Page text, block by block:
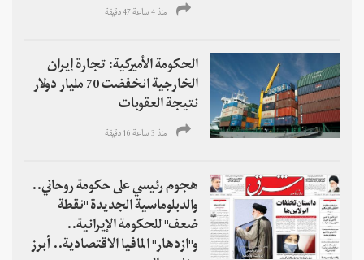
منذ 4 ساعة 47 دقیقة
الحكومة الأميركية: تجارة إيران
الخارجية انخفضت 70 مليار دولار
نتيجة العقوبات
منذ 3 ساعة 16 دقیقة
هجوم رئيسي على حكومة روحاني..
والدبلوماسية الجديدة "نقطة
ضعف" للحكومة الإيرانية..
و"ازدهار" المافيا الاقتصادية.. أبرز